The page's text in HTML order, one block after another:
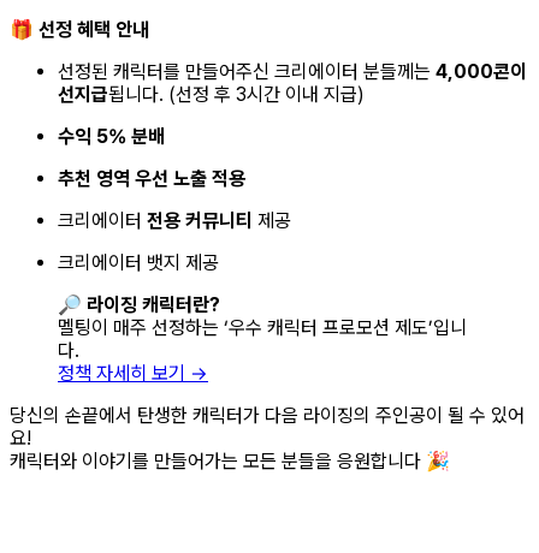
🎁 선정 혜택 안내
선정된 캐릭터를 만들어주신 크리에이터 분들께는 4,000콘이
선지급됩니다. (선정 후 3시간 이내 지급)
수익 5% 분배
추천 영역 우선 노출 적용
크리에이터 전용 커뮤니티 제공
크리에이터 뱃지 제공
🔎 라이징 캐릭터란?
멜팅이 매주 선정하는 ‘우수 캐릭터 프로모션 제도’입니
다.
정책 자세히 보기 →
당신의 손끝에서 탄생한 캐릭터가 다음 라이징의 주인공이 될 수 있어
요!
캐릭터와 이야기를 만들어가는 모든 분들을 응원합니다 🎉